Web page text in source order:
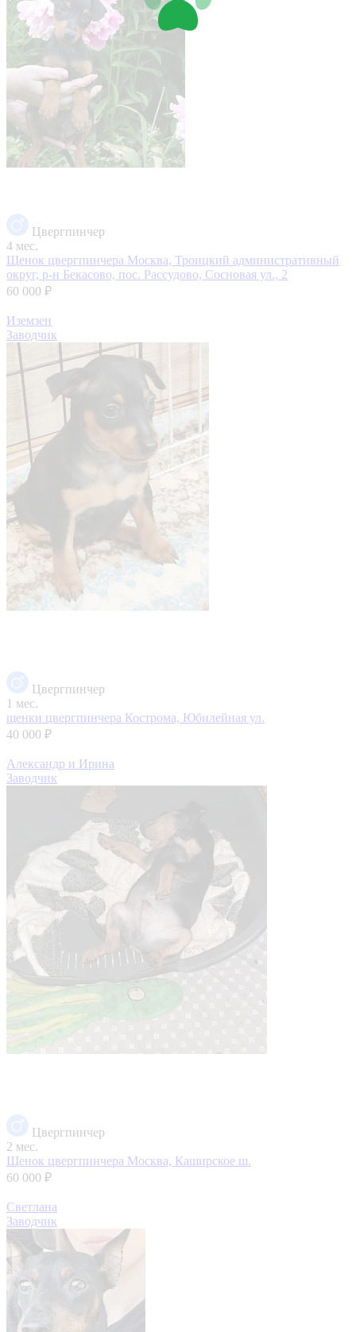
Цвергпинчер
4 мес.
Щенок цвергпинчера Москва, Троицкий административный
округ, р-н Бекасово, пос. Рассудово, Сосновая ул., 2
60 000 ₽
Иземзен
Заводчик
Цвергпинчер
1 мес.
щенки цвергпинчера Кострома, Юбилейная ул.
40 000 ₽
Александр и Ирина
Заводчик
Цвергпинчер
2 мес.
Щенок цвергпинчера Москва, Каширское ш.
60 000 ₽
Светлана
Заводчик